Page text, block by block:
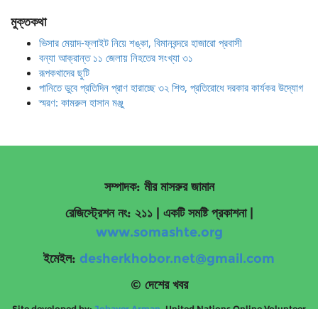
মুক্তকথা
ভিসার মেয়াদ-ফ্লাইট নিয়ে শঙ্কা, বিমানবন্দরে হাজারো প্রবাসী
বন্যা আক্রান্ত ১১ জেলায় নিহতের সংখ্যা ৩১
রূপকথাদের ছুটি
পানিতে ডুবে প্রতিদিন প্রাণ হারাচ্ছে ৩২ শিশু, প্রতিরোধে দরকার কার্যকর উদ্যোগ
স্মরণ: কামরুল হাসান মঞ্জু
সম্পাদক: মীর মাসরুর জামান
রেজিস্ট্রেশন নং: ২১১ | একটি সমষ্টি প্রকাশনা
www.somashte.org
ইমেইল: desherkhobor.net@gmail.com
© দেশের খবর